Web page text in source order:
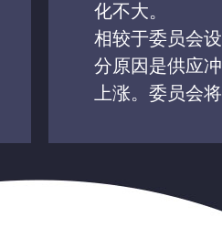
化不大。
相较于委员会
分原因是供应
上涨。委员会